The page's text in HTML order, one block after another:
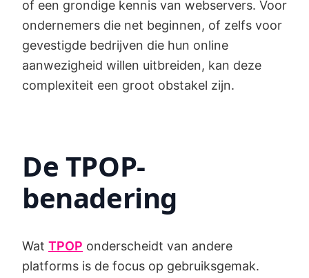
of een grondige kennis van webservers. Voor
ondernemers die net beginnen, of zelfs voor
gevestigde bedrijven die hun online
aanwezigheid willen uitbreiden, kan deze
complexiteit een groot obstakel zijn.
De TPOP-
benadering
Wat TPOP onderscheidt van andere
platforms is de focus op gebruiksgemak.